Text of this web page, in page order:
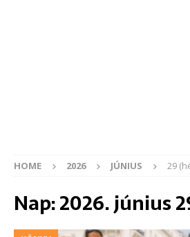
HOME 2026 JÚNIUS 29
Nap:2026. június